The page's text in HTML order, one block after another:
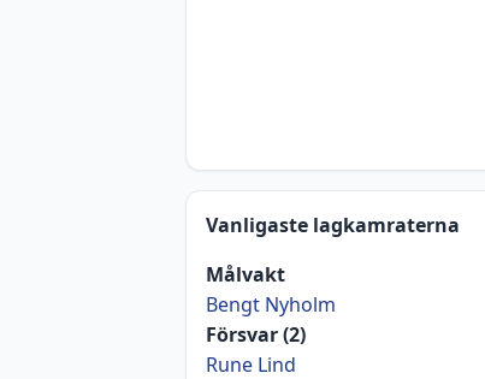
Vanligaste lagkamraterna
Målvakt
Bengt Nyholm
Försvar (2)
Rune Lind